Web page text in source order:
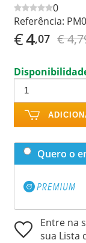
0
Referência:
€4,07 €
Quero o
Entre na
sua Lista